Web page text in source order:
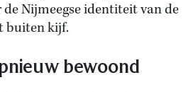
Nijmeegse identiteit van de
buiten kijf.
bewoond